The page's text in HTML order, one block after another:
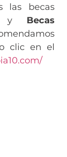
las becas
y Becas
clic en el